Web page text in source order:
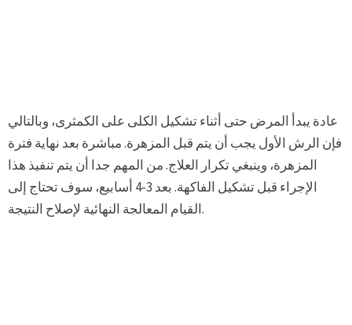
عادة يبدأ المرض حتى أثناء تشكيل الكلى على الكمثرى، وبالتالي
فإن الرش الأول يجب أن يتم قبل المزهرة. مباشرة بعد نهاية فترة
المزهرة، وينبغي تكرار العلاج. من المهم جدا أن يتم تنفيذ هذا
الإجراء قبل تشكيل الفاكهة. بعد 3-4 أسابيع، سوف تحتاج إلى
القيام المعالجة النهائية لإصلاح النتيجة.